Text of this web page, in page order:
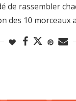
de rassembler
des 10 morceaux